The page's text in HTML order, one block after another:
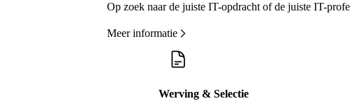
Op zoek naar de juiste IT-opdracht of de juiste IT-
Meer informatie
Werving & Selectie